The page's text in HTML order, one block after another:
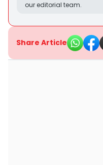
our editorial team.
Share Article